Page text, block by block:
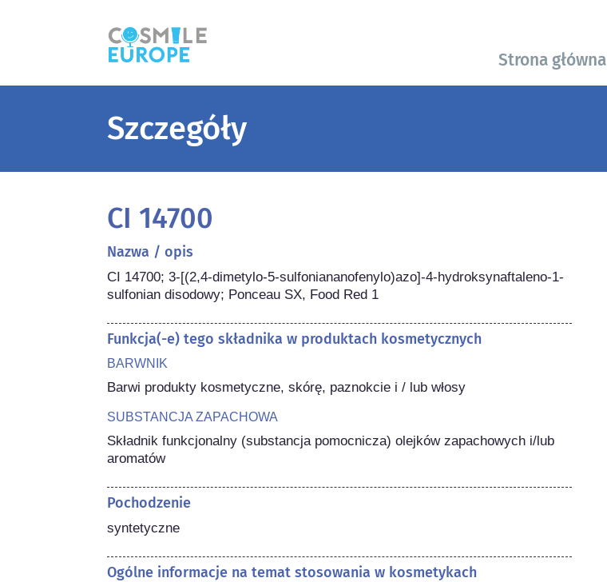
Strona główna
Szczegóły
CI 14700
Nazwa / opis
CI 14700; 3-[(2,4-dimetylo-5-sulfoniananofenylo)azo]-4-hydroksynaftaleno-1-
sulfonian disodowy; Ponceau SX, Food Red 1
Funkcja(-e) tego składnika w produktach kosmetycznych
BARWNIK
Barwi produkty kosmetyczne, skórę, paznokcie i / lub włosy
SUBSTANCJA ZAPACHOWA
Składnik funkcjonalny (substancja pomocnicza) olejków zapachowych i/lub
aromatów
Pochodzenie
syntetyczne
Ogólne informacje na temat stosowania w kosmetykach